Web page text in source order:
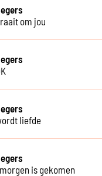
om jou
liefde
is gekomen